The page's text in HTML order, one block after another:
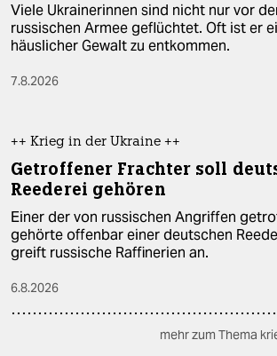
Viele Ukrainerinnen sind nicht nur vor
russischen Armee geflüchtet. Oft ist er
häuslicher Gewalt zu entkommen.
7.8.2026
++ Krieg in der Ukraine ++
Getroffener Frachter soll
Reederei gehören
Einer der von russischen Angriffen
gehörte offenbar einer deutschen
greift russische Raffinerien an.
6.8.2026
mehr zum Thema